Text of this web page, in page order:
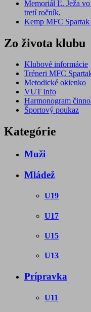
Memoriál Ľ. Ježa
tretí ročník.
Kemp MFC
Zo života klubu
Klubové informácie
Tréneri MFC
Metodické okienko
VUT info
Harmonogram
Športový poukaz
Kategórie
Muži
Mládež
U19
U17
U15
U13
Prípravka
U11